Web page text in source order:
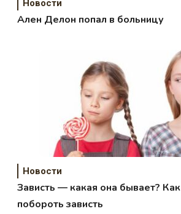
Новости
Ален Делон попал в больницу
Новости
Зависть — какая она бывает? Как
побороть зависть